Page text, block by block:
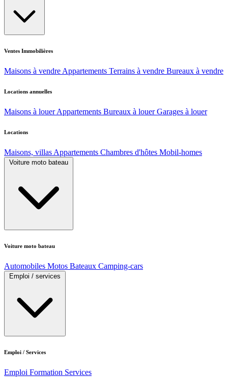
Ventes Immobilières
Maisons à vendre Appartements Terrains à vendre Bureaux à vendre
Locations annuelles
Maisons à louer Appartements Bureaux à louer Garages à louer
Locations
Maisons, villas Appartements Chambres d'hôtes Mobil-homes
Voiture moto bateau
Voiture moto bateau
Automobiles Motos Bateaux Camping-cars
Emploi / services
Emploi / Services
Emploi Formation Services